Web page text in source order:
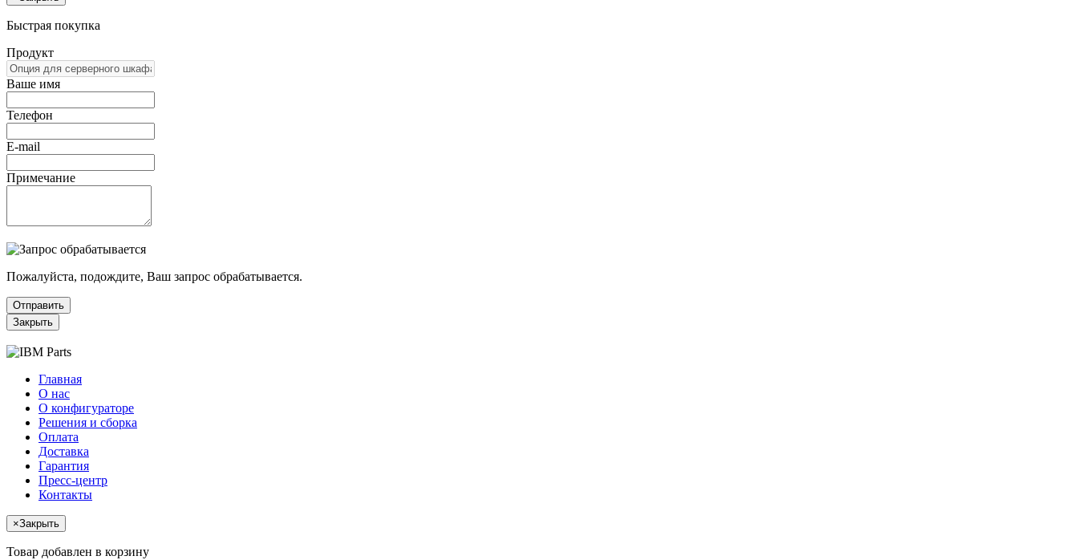
Быстрая покупка
Продукт
Ваше имя
Телефон
E-mail
Примечание
Пожалуйста, подождите, Ваш запрос обрабатывается.
Отправить
Закрыть
Главная
О нас
О конфигураторе
Решения и сборка
Оплата
Доставка
Гарантия
Пресс-центр
Контакты
×Закрыть
Товар добавлен в корзину